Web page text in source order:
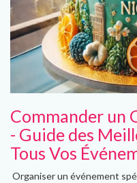
Commander un
- Guide des
Tous Vos
Organiser un événement